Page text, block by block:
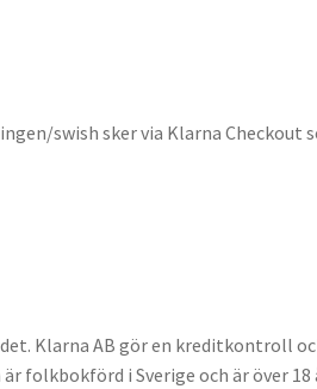
swish sker via Klarna Checkout
Klarna AB gör en kreditkontroll
i Sverige och är över 18